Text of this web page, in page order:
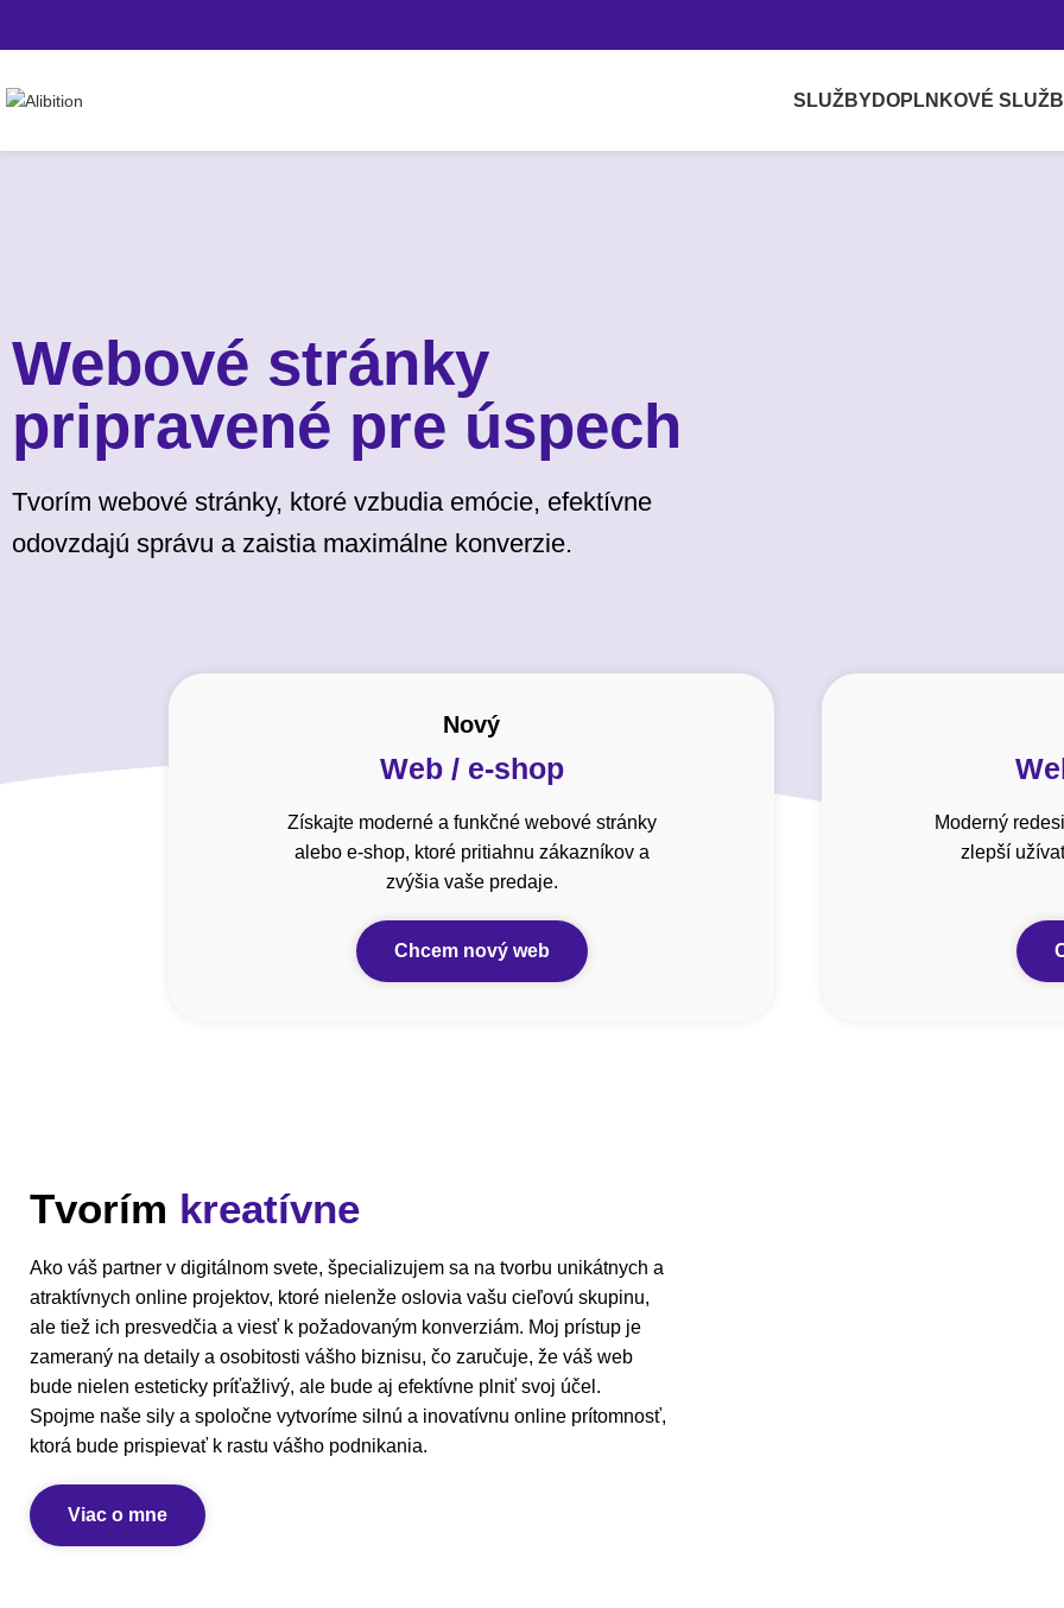
SLUŽBYDOPLNKOVÉ
Webové stránky
pripravené pre úspech
Tvorím webové stránky, ktoré vzbudia emócie, efektívne
odovzdajú správu a zaistia maximálne konverzie.
Nový
Web / e-shop
Získajte moderné a funkčné webové stránky
alebo e-shop, ktoré pritiahnu zákazníkov a
zvýšia vaše predaje.
Chcem nový web
Moderný
zlepší
Tvorím kreatívne
Ako váš partner v digitálnom svete, špecializujem sa na tvorbu unikátnych a
atraktívnych online projektov, ktoré nielenže oslovia vašu cieľovú skupinu,
ale tiež ich presvedčia a viesť k požadovaným konverziám. Moj prístup je
zameraný na detaily a osobitosti vášho biznisu, čo zaručuje, že váš web
bude nielen esteticky príťažlivý, ale bude aj efektívne plniť svoj účel.
Spojme naše sily a spoločne vytvoríme silnú a inovatívnu online prítomnosť,
ktorá bude prispievať k rastu vášho podnikania.
Viac o mne